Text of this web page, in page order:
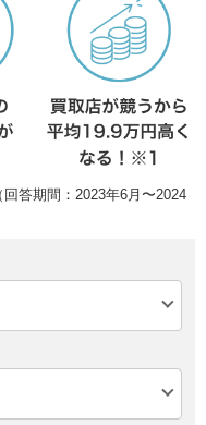
答期間：2023年6月〜2024